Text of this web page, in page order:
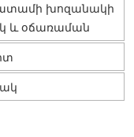
խոզանակի
և օճառաման